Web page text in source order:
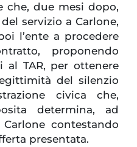
che, due mesi dopo,
servizio a Carlone,
l’ente a procedere
proponendo
al TAR, per ottenere
del silenzio
civica che,
determina, ad
contestando
presentata.